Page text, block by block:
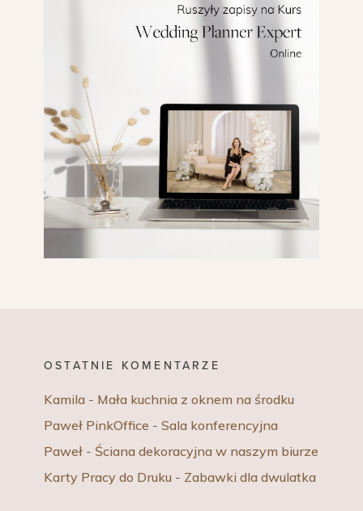
OSTATNIE KOMENTARZE
Kamila - Mała kuchnia z oknem na środku
Paweł PinkOffice - Sala konferencyjna
Paweł - Ściana dekoracyjna w naszym biurze
Karty Pracy do Druku - Zabawki dla dwulatka